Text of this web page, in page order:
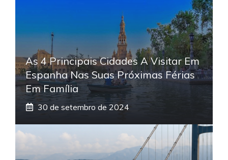
As 4 Principais Cidades A Visitar Em
Espanha Nas Suas Próximas Férias
Em Família
30 de setembro de 2024